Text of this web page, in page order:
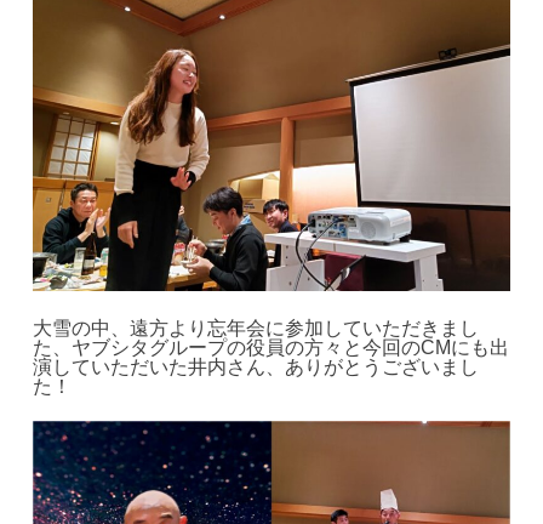
大雪の中、遠方より忘年会に参加していただきまし
た、ヤブシタグループの役員の方々と今回のCMにも出
演していただいた井内さん、ありがとうございまし
た！